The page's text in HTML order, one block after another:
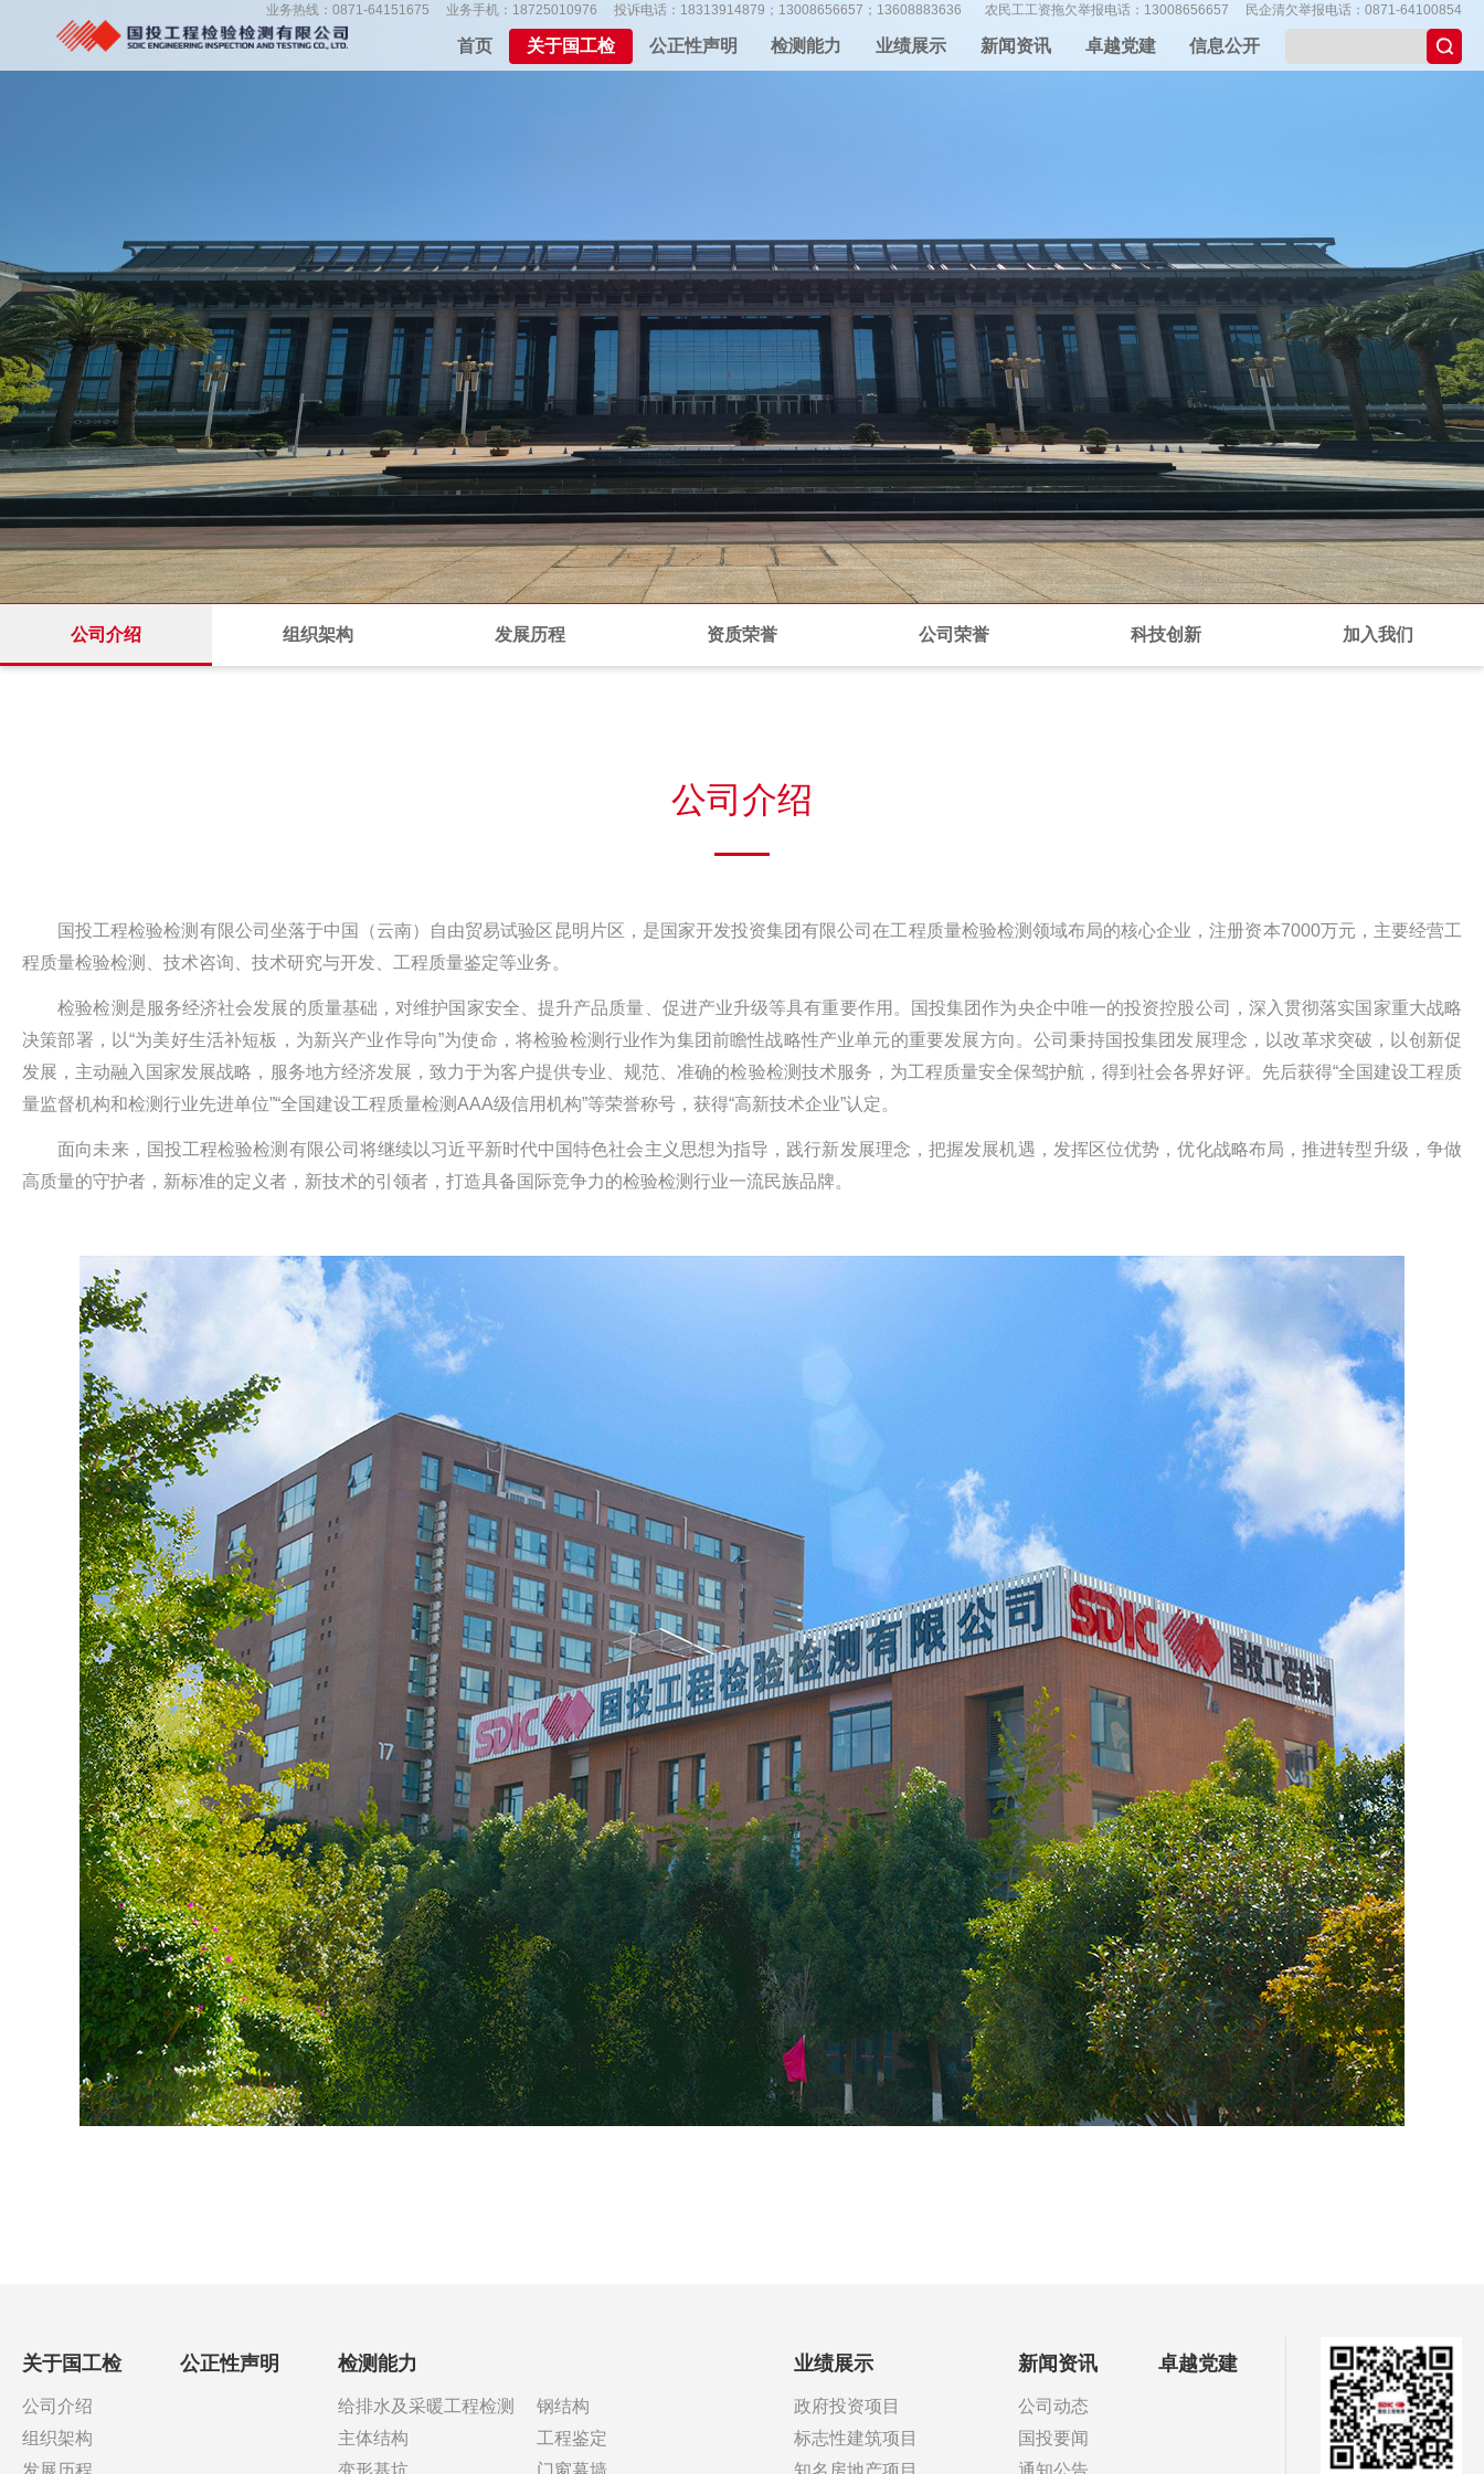
业务热线：0871-64151675 业务手机：18725010976 投诉电话：18313914879；13008656657；13608883636 农民工工资拖欠举报电话：13008656657 民企清欠举报电话：0871-64100854
首页 关于国工检 公正性声明 检测能力 业绩展示 新闻资讯 卓越党建 信息公开
公司介绍 组织架构 发展历程 资质荣誉 公司荣誉 科技创新 加入我们
公司介绍
国投工程检验检测有限公司坐落于中国（云南）自由贸易试验区昆明片区，是国家开发投资集团有限公司在工程质量检验检测领域布局的核心企业，注册资本7000万元，主要经营工
程质量检验检测、技术咨询、技术研究与开发、工程质量鉴定等业务。
检验检测是服务经济社会发展的质量基础，对维护国家安全、提升产品质量、促进产业升级等具有重要作用。国投集团作为央企中唯一的投资控股公司，深入贯彻落实国家重大战略
决策部署，以“为美好生活补短板，为新兴产业作导向”为使命，将检验检测行业作为集团前瞻性战略性产业单元的重要发展方向。公司秉持国投集团发展理念，以改革求突破，以创新促
发展，主动融入国家发展战略，服务地方经济发展，致力于为客户提供专业、规范、准确的检验检测技术服务，为工程质量安全保驾护航，得到社会各界好评。先后获得“全国建设工程质
量监督机构和检测行业先进单位”“全国建设工程质量检测AAA级信用机构”等荣誉称号，获得“高新技术企业”认定。
面向未来，国投工程检验检测有限公司将继续以习近平新时代中国特色社会主义思想为指导，践行新发展理念，把握发展机遇，发挥区位优势，优化战略布局，推进转型升级，争做
高质量的守护者，新标准的定义者，新技术的引领者，打造具备国际竞争力的检验检测行业一流民族品牌。
关于国工检
公司介绍
组织架构
发展历程
公正性声明 检测能力
给排水及采暖工程检测
主体结构
变形基坑
钢结构
工程鉴定
门窗幕墙
业绩展示
政府投资项目
标志性建筑项目
知名房地产项目
新闻资讯
公司动态
国投要闻
通知公告
卓越党建